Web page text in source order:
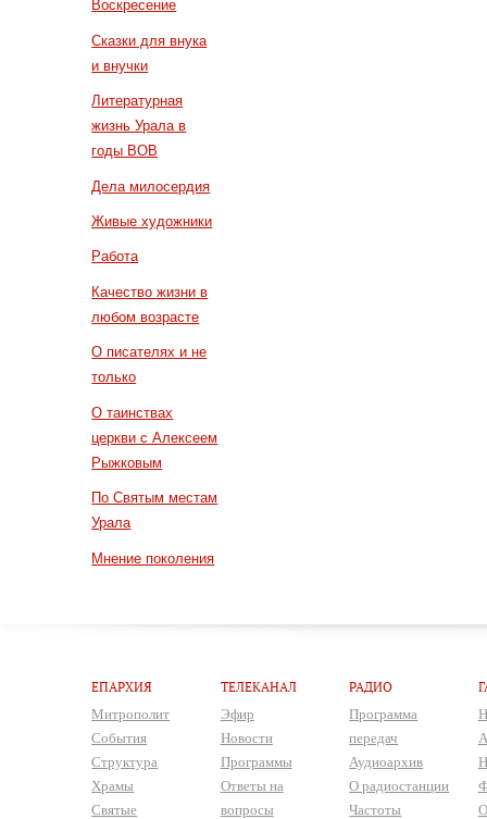
Воскресение
Сказки для внука
и внучки
Литературная
жизнь Урала в
годы ВОВ
Дела милосердия
Живые художники
Работа
Качество жизни в
любом возрасте
О писателях и не
только
О таинствах
церкви с Алексеем
Рыжковым
По Святым местам
Урала
Мнение поколения
ЕПАРХИЯ
Митрополит
События
Структура
Храмы
Святые
ТЕЛЕКАНАЛ
Эфир
Новости
Программы
Ответы на
вопросы
РАДИО
Программа
передач
Аудиоархив
О радиостанции
Частоты